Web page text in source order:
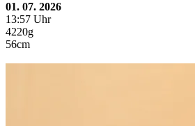
01. 07. 2026
13:57 Uhr
4220g
56cm